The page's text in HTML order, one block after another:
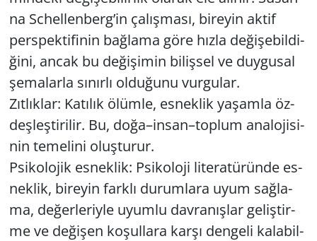
na Sc­hel­len­berg’in ça­lış­ma­sı, bi­re­yin aktif
pers­pek­ti­fi­nin bağ­la­ma göre hızla de­ği­şe­bil­di­
ği­ni, ancak bu de­ği­şi­min bi­liş­sel ve duy­gu­sal
şe­ma­lar­la sı­nır­lı ol­du­ğu­nu vur­gu­lar.
Zıt­lık­lar: Ka­tı­lık ölüm­le, es­nek­lik ya­şam­la öz­
deş­leş­ti­ri­lir. Bu, doğa–insan–top­lum ana­lo­ji­si­
nin te­me­li­ni oluş­tu­rur.
Psi­ko­lo­jik es­nek­lik: Psi­ko­lo­ji li­te­ra­tü­rün­de es­
nek­lik, bi­re­yin fark­lı du­rum­la­ra uyum sağ­la­
ma, de­ğer­le­riy­le uyum­lu dav­ra­nış­lar ge­liş­tir­
me ve de­ği­şen ko­şul­la­ra karşı den­ge­li ka­la­bil­